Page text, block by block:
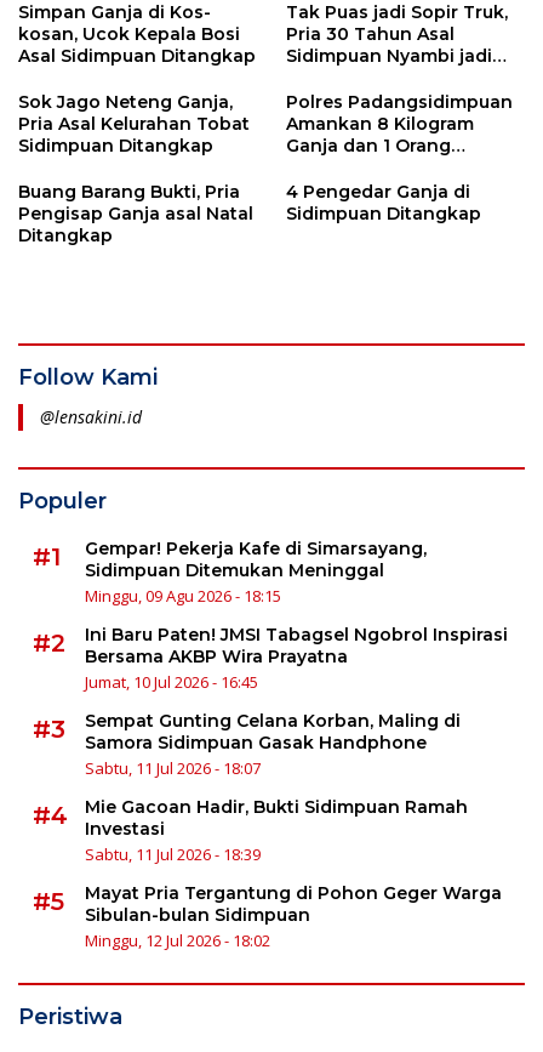
Simpan Ganja di Kos-
kosan, Ucok Kepala Bosi
Asal Sidimpuan Ditangkap
Tak Puas jadi Sopir Truk,
Pria 30 Tahun Asal
Sidimpuan Nyambi jadi
Sok Jago Neteng Ganja,
Pria Asal Kelurahan Tobat
Sidimpuan Ditangkap
Polres Padangsidimpuan
Amankan 8 Kilogram
Ganja dan 1 Orang
Buang Barang Bukti, Pria
Pengisap Ganja asal Natal
Ditangkap
4 Pengedar Ganja di
Sidimpuan Ditangkap
Follow Kami
@lensakini.id
Populer
#1
Gempar! Pekerja Kafe di Simarsayang,
Sidimpuan Ditemukan Meninggal
Minggu, 09 Agu 2026 - 18:15
#2
Ini Baru Paten! JMSI Tabagsel Ngobrol Inspirasi
Bersama AKBP Wira Prayatna
Jumat, 10 Jul 2026 - 16:45
#3
Sempat Gunting Celana Korban, Maling di
Samora Sidimpuan Gasak Handphone
Sabtu, 11 Jul 2026 - 18:07
#4
Mie Gacoan Hadir, Bukti Sidimpuan Ramah
Investasi
Sabtu, 11 Jul 2026 - 18:39
#5
Mayat Pria Tergantung di Pohon Geger Warga
Sibulan-bulan Sidimpuan
Minggu, 12 Jul 2026 - 18:02
Peristiwa